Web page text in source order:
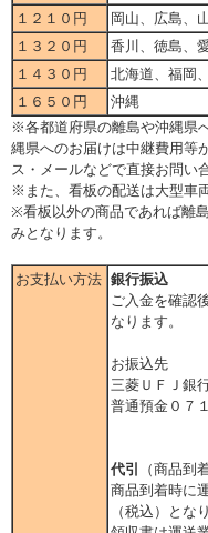
１２１０円
岡山、広島、
１３２０円
香川、徳島、
１４３０円
北海道、福岡
１６５０円
沖縄
※各都道府県の離島や沖縄県
縄県へのお届けは中継費用等
ス・メールなどで直接お問い
※また、看板の配送は大型車
※看板以外の商品であれば離
みとなります。
お支払い方法 銀行振込
ご入金を確認
なります。
お振込先
三菱ＵＦＪ銀
普通預金０７
代引
（商品到
商品到着時に
（税込）とな